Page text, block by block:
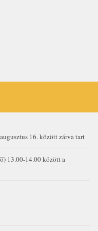
16. között zárva tart
13.00-14.00 között a